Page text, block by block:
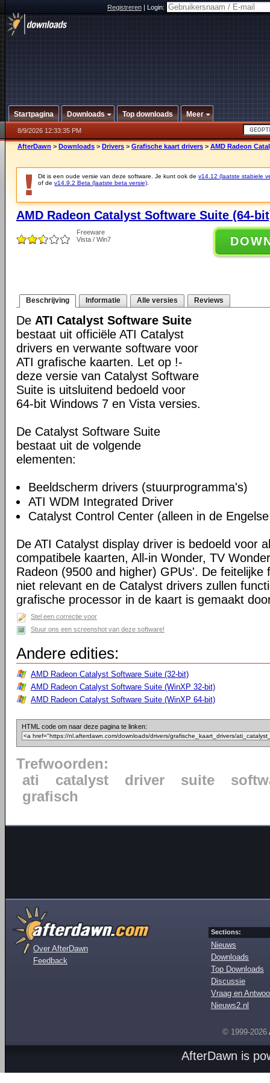
Registreren|Login:
Startpagina Downloads Top downloads Meer
8/9/2026 12:33:35 PM
AfterDawn > Downloads > Drivers > Grafische kaart drivers > AMD Radeon
Dit is een oude versie van deze software. Je kunt ook de v14.12 (laatste stabiele
of de v14.9.2 Beta (laatste beta versie)
AMD Radeon Catalyst Software Suite (64-
Freeware
Vista / Win7
Beschrijving Informatie Alle versies Reviews
De ATI Catalyst Software Suite
bestaat uit officiële ATI Catalyst
drivers en verwante software voor
ATI grafische kaarten. Let op !-
deze versie van Catalyst Software
Suite is uitsluitend bedoeld voor
64-bit Windows 7 en Vista versies.
De Catalyst Software Suite
bestaat uit de volgende
elementen:
Beeldscherm drivers (stuurprogramma's)
ATI WDM Integrated Driver
Catalyst Control Center (alleen in de
De ATI Catalyst display driver is bedoeld voor
compatibele kaarten, All-in Wonder, TV
Radeon (9500 and higher) GPUs'. De feitelijke
niet relevant en de Catalyst drivers zullen
grafische processor in de kaart is gemaakt
Stel een correctie voor
Stuur ons een screenshot van deze software!
Andere edities:
AMD Radeon Catalyst Software Suite (32-bit)
AMD Radeon Catalyst Software Suite (WinXP 32-bit)
AMD Radeon Catalyst Software Suite (WinXP 64-bit)
HTML code om naar deze pagina te linken:
Trefwoorden:
ati
catalyst driver suite
grafisch
Over AfterDawn
Feedback
Sections:
Nieuws
Downloads
Top Downloads
Discussie
Vraag en
Nieuws2.nl
© 1999-2026
AfterDawn is